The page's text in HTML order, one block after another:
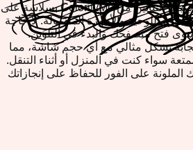
تعمل ألعاب تلوين مهرجان سباق التنانين من ColorifyMe بسلاسة على
اللوحية والأجهزة المحمولة. لا حاجة
فتح متصفحك والبدء في التلوين.
بشكل مثالي مع أي حجم شاشة، مما
سواء كنت في المنزل أو أثناء التنقل.
الملونة على الفور للحفاظ على إنجازاتك